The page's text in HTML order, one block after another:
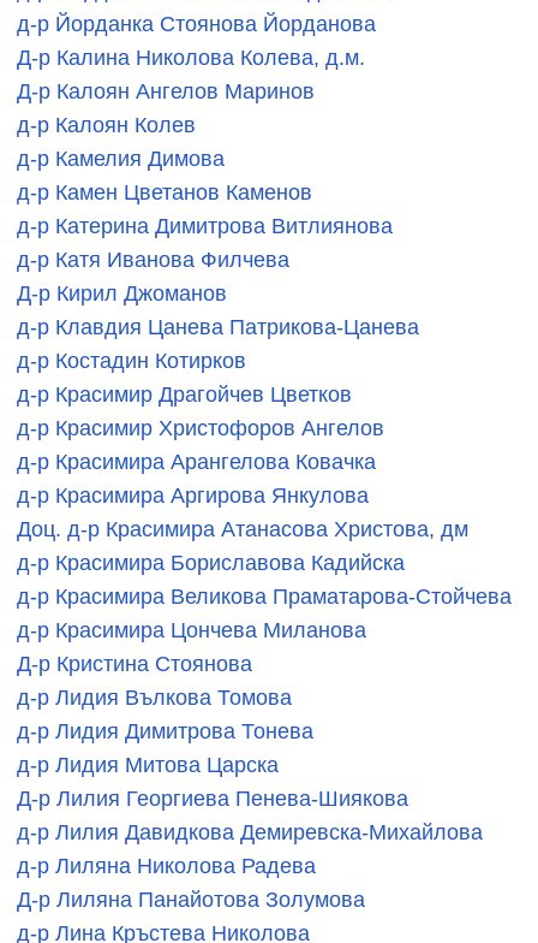
д-р Йорданка Стоянова Йорданова
Д-р Калина Николова Колева, д.м.
Д-р Калоян Ангелов Маринов
д-р Калоян Колев
д-р Камелия Димова
д-р Камен Цветанов Каменов
д-р Катерина Димитрова Витлиянова
д-р Катя Иванова Филчева
Д-р Кирил Джоманов
д-р Клавдия Цанева Патрикова-Цанева
д-р Костадин Котирков
д-р Красимир Драгойчев Цветков
д-р Красимир Христофоров Ангелов
д-р Красимира Арангелова Ковачка
д-р Красимира Аргирова Янкулова
Доц. д-р Красимира Атанасова Христова, дм
д-р Красимира Бориславова Кадийска
д-р Красимира Великова Праматарова-Стойчева
д-р Красимира Цончева Миланова
Д-р Кристина Стоянова
д-р Лидия Вълкова Томова
д-р Лидия Димитрова Тонева
д-р Лидия Митова Царска
Д-р Лилия Георгиева Пенева-Шиякова
д-р Лилия Давидкова Демиревска-Михайлова
д-р Лиляна Николова Радева
Д-р Лиляна Панайотова Золумова
д-р Лина Кръстева Николова